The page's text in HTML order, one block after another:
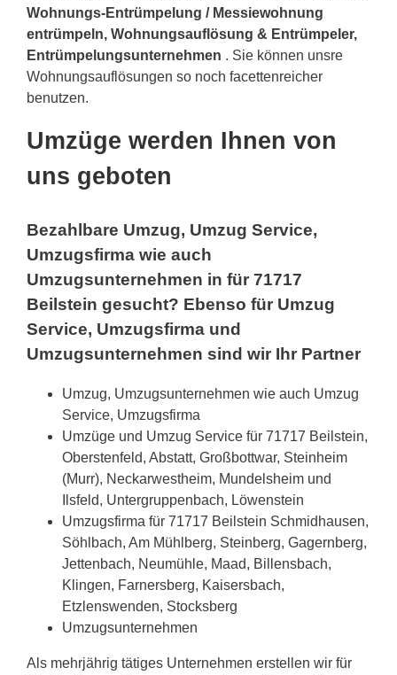
Wohnungs-Entrümpelung / Messiewohnung
entrümpeln, Wohnungsauflösung & Entrümpeler,
Entrümpelungsunternehmen . Sie können unsre
Wohnungsauflösungen so noch facettenreicher
benutzen.
Umzüge werden Ihnen von
uns geboten
Bezahlbare Umzug, Umzug Service,
Umzugsfirma wie auch
Umzugsunternehmen in für 71717
Beilstein gesucht? Ebenso für Umzug
Service, Umzugsfirma und
Umzugsunternehmen sind wir Ihr Partner
Umzug, Umzugsunternehmen wie auch Umzug
Service, Umzugsfirma
Umzüge und Umzug Service für 71717 Beilstein,
Oberstenfeld, Abstatt, Großbottwar, Steinheim
(Murr), Neckarwestheim, Mundelsheim und
Ilsfeld, Untergruppenbach, Löwenstein
Umzugsfirma für 71717 Beilstein Schmidhausen,
Söhlbach, Am Mühlberg, Steinberg, Gagernberg,
Jettenbach, Neumühle, Maad, Billensbach,
Klingen, Farnersberg, Kaisersbach,
Etzlenswenden, Stocksberg
Umzugsunternehmen
Als mehrjährig tätiges Unternehmen erstellen wir für